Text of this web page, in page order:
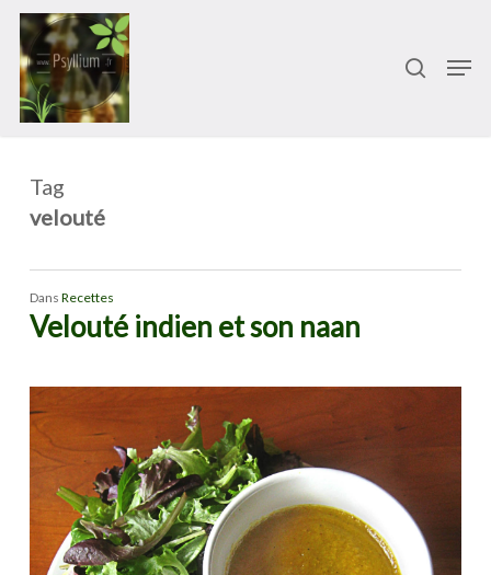
Passer
contenu
principal
Tag
velouté
Dans Recettes
Velouté indien et son naan